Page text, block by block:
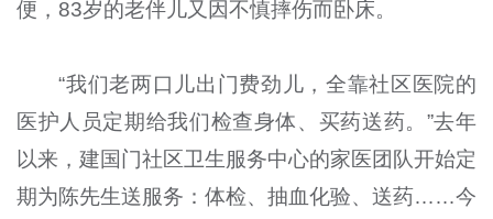
便，83岁的老伴儿又因不慎摔伤而卧床。
“我们老两口儿出门费劲儿，全靠社区医院的
医护人员定期给我们检查身体、买药送药。”去年
以来，建国门社区卫生服务中心的家医团队开始定
期为陈先生送服务：体检、抽血化验、送药……今